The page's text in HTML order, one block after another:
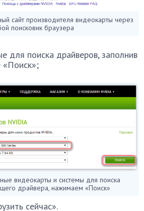
сайт производителя видеокарты через
поисковик браузера
для поиска драйверов, заполнив
«Поиск»;
видеокарты и системы для поиска
драйвера, нажимаем «Поиск»
сейчас».